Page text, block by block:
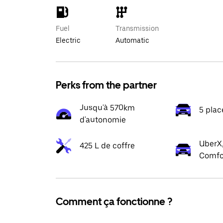
Fuel
Electric
Transmission
Automatic
Perks from the partner
Jusqu'à 570km
d'autonomie
5
425 L de coffre
Comment ça fonctionne ?